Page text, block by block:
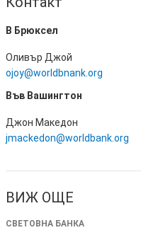
В Брюксел
Оливър Джой
ojoy@worldbnank.org
Във Вашингтон
Джон Македон
jmackedon@worldbank.org
ВИЖ ОЩЕ
СВЕТОВНА БАНКА